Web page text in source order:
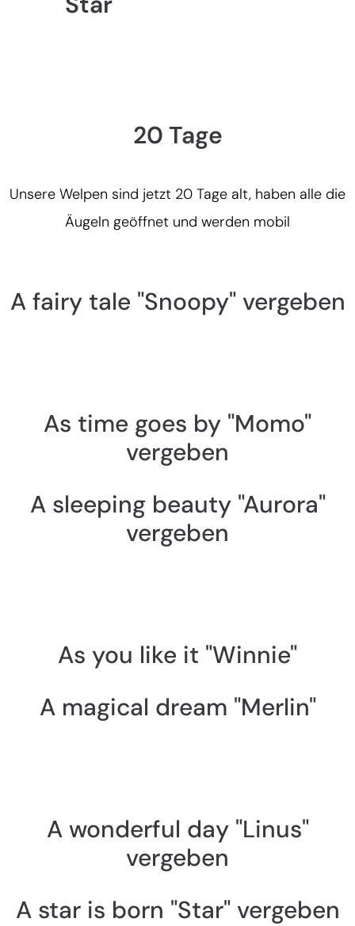
20 Tage
Unsere Welpen sind jetzt 20 Tage alt, haben alle die
Äugeln geöffnet und werden mobil
A fairy tale "Snoopy" vergeben
As time goes by "Momo"
vergeben
A sleeping beauty "Aurora"
vergeben
As you like it "Winnie"
A magical dream "Merlin"
A wonderful day "Linus"
vergeben
A star is born "Star" vergeben